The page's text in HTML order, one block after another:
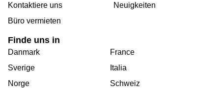
Kontaktiere uns
Büro vermieten
Neuigkeiten
Finde uns in
Danmark
Sverige
Norge
France
Italia
Schweiz